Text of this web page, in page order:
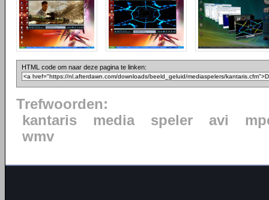
HTML code om naar deze pagina te linken:
Trefwoorden:
kantaris
media speler avi
wmv